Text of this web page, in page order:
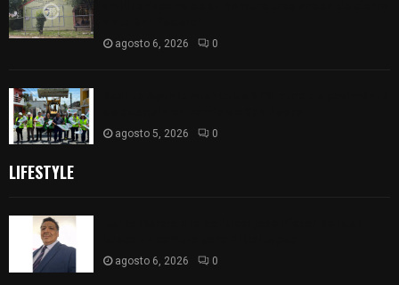
agosto 6, 2026 0
agosto 5, 2026 0
LIFESTYLE
agosto 6, 2026 0